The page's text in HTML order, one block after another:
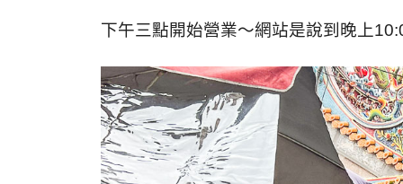
下午三點開始營業～網站是說到晚上